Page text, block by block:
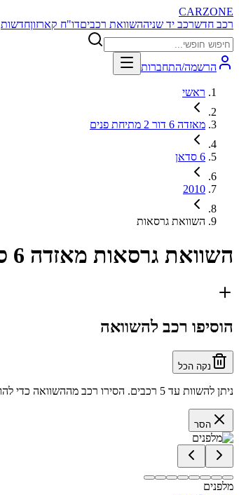
CARZONE
רכב חדשרכב יד שניההשוואת רכביםדו"ח קארזוןחדשות
הרשמה/התחברות
ראשי
מאזדה 6 דור 2 מתיחת פנים
6 סדאן
2010
השוואת גרסאות
השוואת גרסאות מאזדה 6 סדאן 2010
הוסיפו רכב להשוואה
נקה הכל
ניתן להשוות עד 5 רכבים. הסירו רכב מההשוואה כדי להוסיף אחר.
הסר
מלפנים